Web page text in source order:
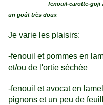
fenouil-carotte-goji avec
un goût très doux
Je varie les plaisirs:
-fenouil et pommes en
et/ou de l'ortie séchée
-fenouil et avocat en
pignons et un peu de